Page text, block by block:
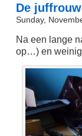
De
Sunday,
Na een lange
op…) en weinig